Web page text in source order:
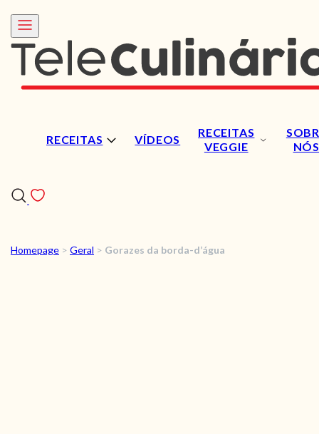
RECEITAS VÍDEOS
RECEITAS
VEGGIE
NÓS
RECEITAS
Homepage > Geral > Gorazes da borda-d’água